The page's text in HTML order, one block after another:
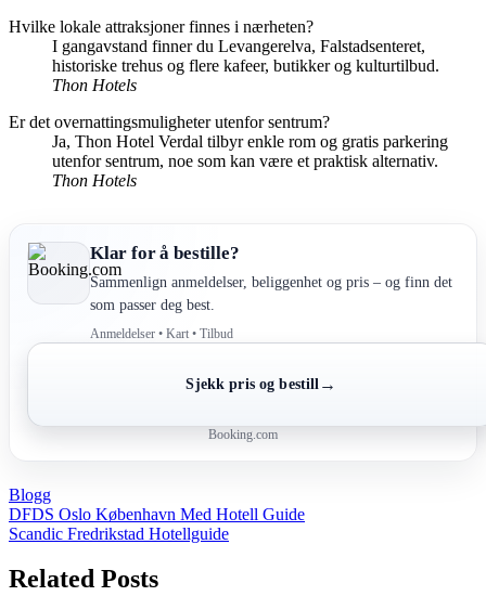
Hvilke lokale attraksjoner finnes i nærheten?
I gangavstand finner du Levangerelva, Falstadsenteret,
historiske trehus og flere kafeer, butikker og kulturtilbud.
Thon Hotels
Er det overnattingsmuligheter utenfor sentrum?
Ja, Thon Hotel Verdal tilbyr enkle rom og gratis parkering
utenfor sentrum, noe som kan være et praktisk alternativ.
Thon Hotels
Klar for å bestille?
Sammenlign anmeldelser, beliggenhet og pris – og finn det
som passer deg best.
Anmeldelser • Kart • Tilbud
Sjekk pris og bestill →
Booking.com
Blogg
Post
navigation
DFDS Oslo København Med Hotell Guide
Scandic Fredrikstad Hotellguide
Related Posts